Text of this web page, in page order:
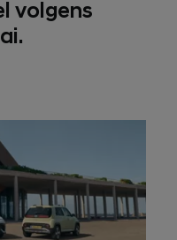
volgens